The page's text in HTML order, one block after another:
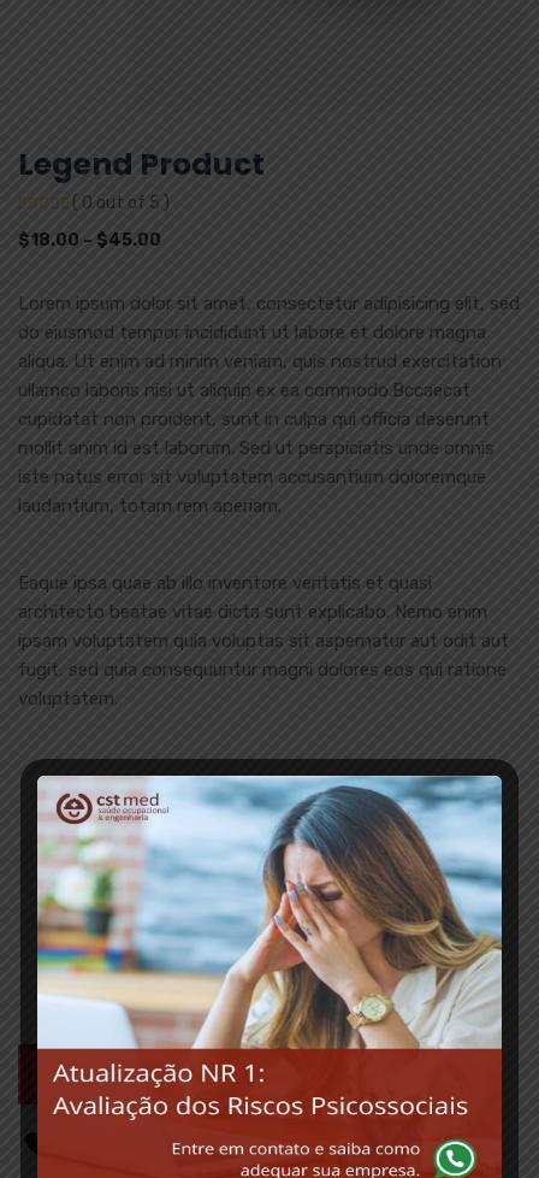
Legend Product
( 0 out of 5 )
$18.00 – $45.00
Lorem ipsum dolor sit amet, consectetur adipisicing elit, sed
do eiusmod tempor incididunt ut labore et dolore magna
aliqua. Ut enim ad minim veniam, quis nostrud exercitation
ullamco laboris nisi ut aliquip ex ea commodo.Bccaecat
cupidatat non proident, sunt in culpa qui officia deserunt
mollit anim id est laborum. Sed ut perspiciatis unde omnis
iste natus error sit voluptatem accusantium doloremque
laudantium, totam rem aperiam.
Eaque ipsa quae ab illo inventore veritatis et quasi
architecto beatae vitae dicta sunt explicabo. Nemo enim
ipsam voluptatem quia voluptas sit aspernatur aut odit aut
fugit, sed quia consequuntur magni dolores eos qui ratione
voluptatem.
- + Legend Product $45.00
- + Medidove Product $ 18.00
+ Romada Product $20.00 18.00
ADICIONAR AO CARRINHO
Add to wishlist